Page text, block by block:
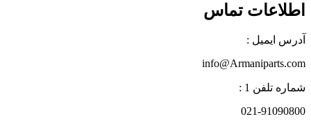
اطلاعات تماس
آدرس ایمیل :
info@Armaniparts.com
شماره تلفن 1 :
021-91090800